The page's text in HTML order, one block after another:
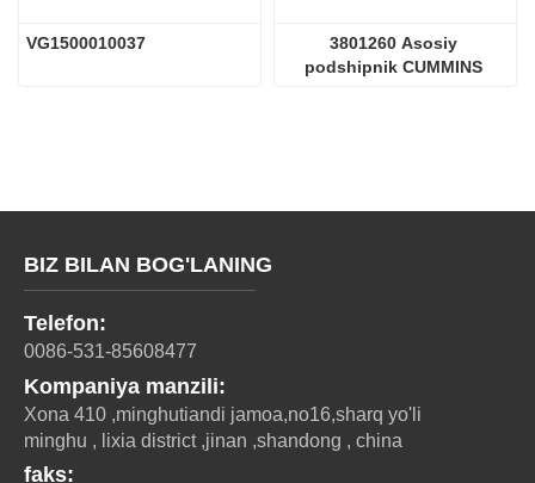
VG1500010037
3801260 Asosiy
podshipnik CUMMINS
BIZ BILAN BOG'LANING
Telefon:
0086-531-85608477
Kompaniya manzili:
Xona 410 ,minghutiandi jamoa,no16,sharq yo'li
minghu , lixia district ,jinan ,shandong , china
faks: